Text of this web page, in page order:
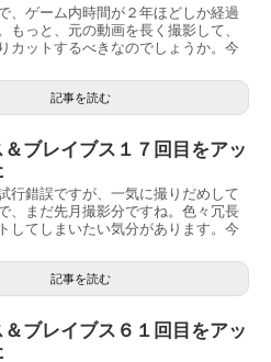
、ゲーム内時間が２年ほどしか経過
もっと、元の動画を長く撮影して、
カットするべきなのでしょうか。今
記事を読む
ブレイブス１７回目をアッ
行錯誤ですが、一気に撮りだめして
、まだ先月撮影分ですね。色々冗長
してしまいたい気分があります。今
記事を読む
ブレイブス６１回目をアッ